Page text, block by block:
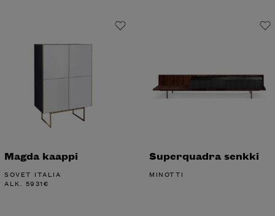
Magda kaappi
SOVET ITALIA
ALK. 5931€
Superquadra senkki
MINOTTI